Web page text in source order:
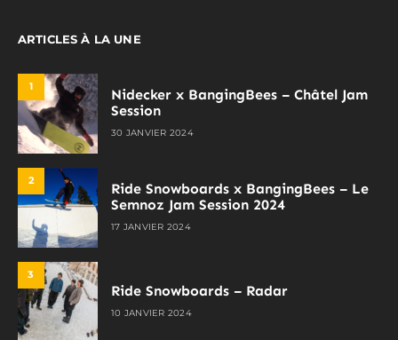
ARTICLES À LA UNE
1
Nidecker x BangingBees – Châtel Jam
Session
30 JANVIER 2024
2
Ride Snowboards x BangingBees – Le
Semnoz Jam Session 2024
17 JANVIER 2024
3
Ride Snowboards – Radar
10 JANVIER 2024